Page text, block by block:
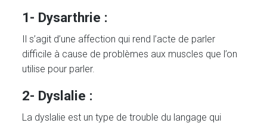
1- Dysarthrie :
Il s’agit d’une affection qui rend l’acte de parler
difficile à cause de problèmes aux muscles que l’on
utilise pour parler.
2- Dyslalie :
La dyslalie est un type de trouble du langage qui